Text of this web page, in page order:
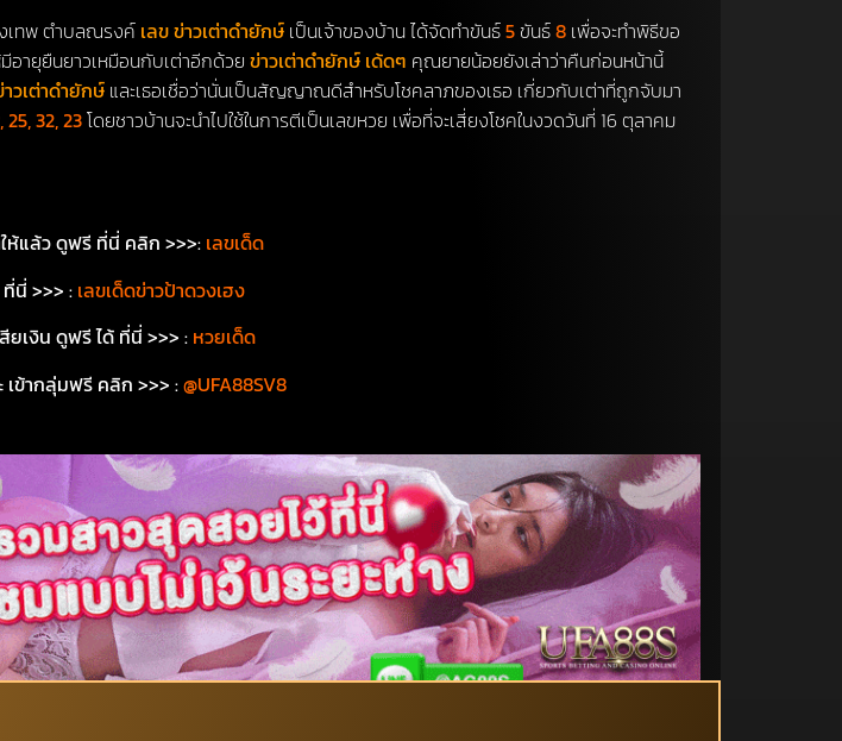
เทพ ตำบลณรงค์ เลข ข่าวเต่าดำยักษ์ เป็นเจ้าของบ้าน ได้จัดทำขันธ์5 ขันธ์8 เพื่อจะทำพิธีขอ
อายุยืนยาวเหมือนกับเต่าอีกด้วย ข่าวเต่าดำยักษ์ เด้ดๆ คุณยายน้อยยังเล่าว่าคืนก่อนหน้านี้
วเต่าดำยักษ์ และเธอเชื่อว่านั่นเป็นสัญญาณดีสำหรับโชคลาภของเธอ เกี่ยวกับเต่าที่ถูกจับมา
25, 32, 23โดยชาวบ้านจะนำไปใช้ในการตีเป็นเลขหวย เพื่อที่จะเสี่ยงโชคในงวดวันที่ 16 ตุลาคม
ห้แล้ว ดูฟรี ที่นี่ คลิก >>>: เลขเด็ด
นี่ >>> : เลขเด็ดข่าวป้าดวงเฮง
เงิน ดูฟรี ได้ ที่นี่ >>> : หวยเด็ด
เข้ากลุ่มฟรี คลิก >>> :@UFA88SV8